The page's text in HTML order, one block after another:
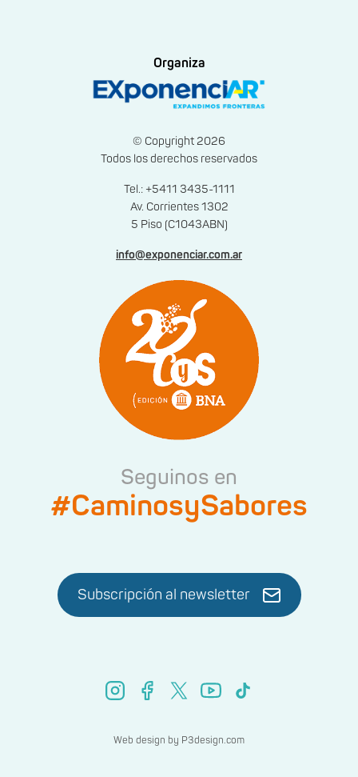
Organiza
© Copyright 2026
Todos los derechos reservados
Tel.: +5411 3435-1111
Av. Corrientes 1302
5 Piso (C1043ABN)
info@exponenciar.com.ar
Seguinos en
#CaminosySabores
Subscripción al newsletter
Web design by P3design.com